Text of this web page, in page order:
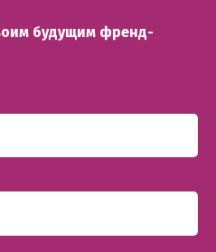
будущим френд-